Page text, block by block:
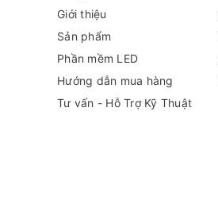
Giới thiệu
Sản phẩm
Phần mềm LED
Hướng dẫn mua hàng
Tư vấn - Hỗ Trợ Kỹ Thuật